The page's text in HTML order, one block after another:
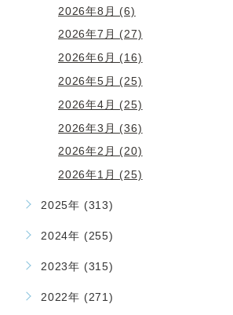
2026年8月 (6)
2026年7月 (27)
2026年6月 (16)
2026年5月 (25)
2026年4月 (25)
2026年3月 (36)
2026年2月 (20)
2026年1月 (25)
2025年 (313)
2024年 (255)
2023年 (315)
2022年 (271)